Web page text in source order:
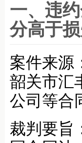
一、违
分高于
案件来源
韶关市汇
公司等合
裁判要旨